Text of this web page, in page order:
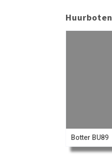
Huurboten
Botter BU89